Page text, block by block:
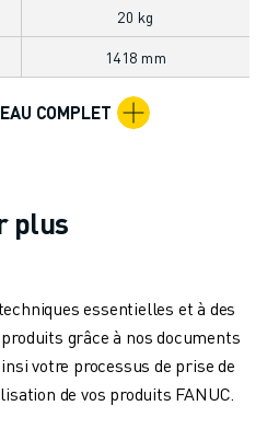
MYFANUC
20 kg
1418 mm
COMPLET
plus
essentielles et à des
grâce à nos documents
votre processus de prise de
de vos produits FANUC.